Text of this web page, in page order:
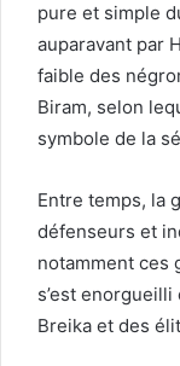
pure et simple
auparavant par
faible des
Biram, selon
symbole de la
Entre temps, la
défenseurs et
notamment ces
s’est
Breika et des